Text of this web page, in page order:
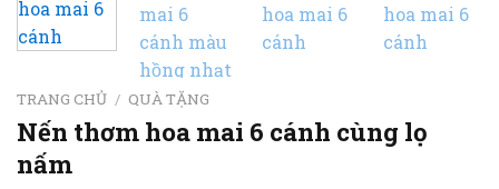
TRANG CHỦ / QUÀ TẶNG
Nến thơm hoa mai 6 cánh cùng lọ
nấm